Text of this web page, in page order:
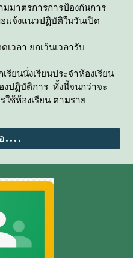
มมาตรการการป้องกันการ
แจ้งแนวปฏิบัติในวันเปิด
วลา ยกเว้นเวลารับ
ยนนั่งเรียนประจำห้องเรียน
งปฏิบัติการ ทั้งนี้จนกว่าจะ
ช้ห้องเรียน ตามราย
....